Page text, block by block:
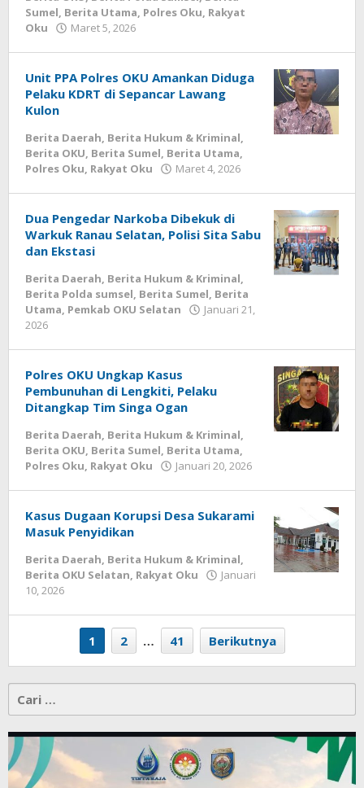
Sumel, Berita Utama, Polres Oku, Rakyat
Oku
Maret 5, 2026
Unit PPA Polres OKU Amankan Diduga
Pelaku KDRT di Sepancar Lawang
Kulon
Berita Daerah, Berita Hukum & Kriminal,
Berita OKU, Berita Sumel, Berita Utama,
Polres Oku, Rakyat Oku Maret 4, 2026
Dua Pengedar Narkoba Dibekuk di
Warkuk Ranau Selatan, Polisi Sita Sabu
dan Ekstasi
Berita Daerah, Berita Hukum & Kriminal,
Berita Polda sumsel, Berita Sumel, Berita
Utama, Pemkab OKU Selatan
Januari 21,
2026
Polres OKU Ungkap Kasus
Pembunuhan di Lengkiti, Pelaku
Ditangkap Tim Singa Ogan
Berita Daerah, Berita Hukum & Kriminal,
Berita OKU, Berita Sumel, Berita Utama,
Polres Oku, Rakyat Oku Januari 20, 2026
Kasus Dugaan Korupsi Desa Sukarami
Masuk Penyidikan
Berita Daerah, Berita Hukum & Kriminal,
Berita OKU Selatan, Rakyat Oku
Januari
10, 2026
1 2 … 41 Berikutnya
untuk: